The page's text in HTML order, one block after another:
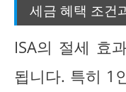
세금 혜택 조건
ISA의 절세 효
됩니다. 특히 1